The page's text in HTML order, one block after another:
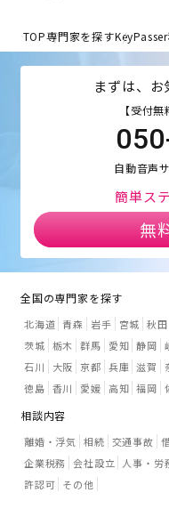
TOP専門家を探す
まずは、
【受付
自動音声
簡単ス
無
全国の専門家を探す
北海道 青森 岩手 宮城 秋田
茨城 栃木 群馬 愛知 静岡
石川
大阪 京都 兵庫 滋賀
徳島 香川 愛媛 高知 福岡
相談内容
離婚・浮気 相続 交通事故
企業税務 会社設立 人事・労
許認可 その他